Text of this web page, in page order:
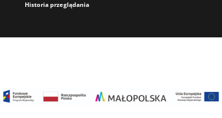
Historia przeglądania